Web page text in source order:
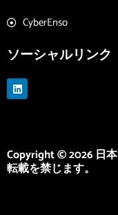
CyberEnso
ソーシャルリンク
L
i
n
n
Copyright © 2026 日
転載を禁じます。